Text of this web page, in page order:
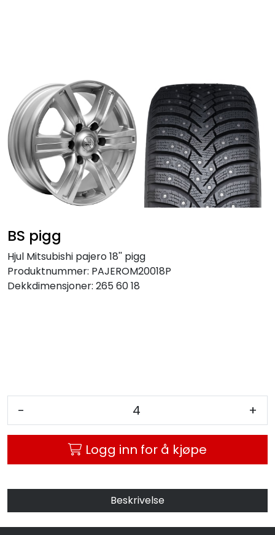
BS pigg
Hjul Mitsubishi pajero 18'' pigg
Produktnummer: PAJEROM20018P
Dekkdimensjoner: 265 60 18
- +
Logg inn for å kjøpe
Beskrivelse
Hjulpakker
Felger
Lastebil
Buss
Anlegg
MC